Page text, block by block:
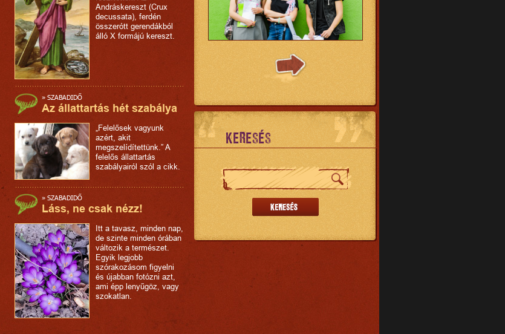
Andráskereszt (Crux
decussata), ferdén
összerótt gerendákból
álló X formájú kereszt.
» SZABADIDŐ
Az állattartás hét szabálya
„Felelősek vagyunk
azért, akit
megszelídítettünk.” A
felelős állattartás
szabályairól szól a cikk.
» SZABADIDŐ
Láss, ne csak nézz!
Itt a tavasz, minden nap,
de szinte minden órában
változik a természet.
Egyik legjobb
szórakozásom figyelni
és újabban fotózni azt,
ami épp lenyűgöz, vagy
szokatlan.
KERESÉS